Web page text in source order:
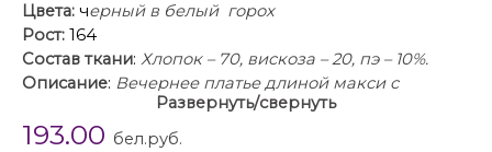
Цвета: черный в белый горох
Рост: 164
Состав ткани: Хлопок – 70, вискоза – 20, пэ – 10%.
Описание: Вечернее платье длиной макси с
округлым вырезом горловины – идеальный
предмет гардероба для девушек и женщин.
Развернуть/свернуть
193.00 бел.руб.